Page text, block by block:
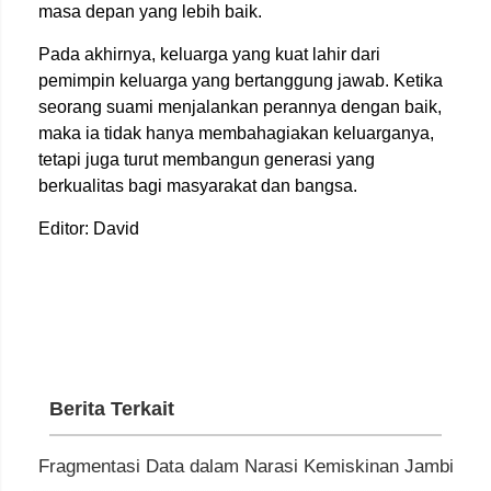
masa depan yang lebih baik.
Pada akhirnya, keluarga yang kuat lahir dari
pemimpin keluarga yang bertanggung jawab. Ketika
seorang suami menjalankan perannya dengan baik,
maka ia tidak hanya membahagiakan keluarganya,
tetapi juga turut membangun generasi yang
berkualitas bagi masyarakat dan bangsa.
Editor: David
Berita Terkait
Fragmentasi Data dalam Narasi Kemiskinan Jambi